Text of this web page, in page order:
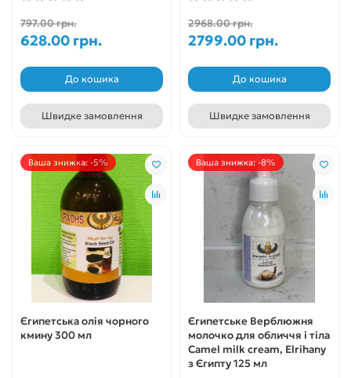
797.00 грн.
628.00 грн.
До кошика
Швидке замовлення
2968.00 грн.
2799.00 грн.
До кошика
Швидке замовлення
Ваша знижка: -5%
Єгипетська олія чорного
кмину 300 мл
Ваша знижка: -8%
Єгипетське Верблюжня
молочко для обличчя і тіла
Camel milk cream, Elrihany
з Єгипту 125 мл